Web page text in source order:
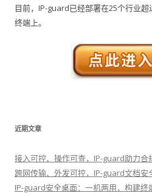
目前，IP-guard已经部署在25个行业超
终端上。
近期文章
接入可控、操作可查，IP-guard助力合
跨网传输、外发可控，IP-guard文档
IP-guard安全桌面：一机两用，构建终